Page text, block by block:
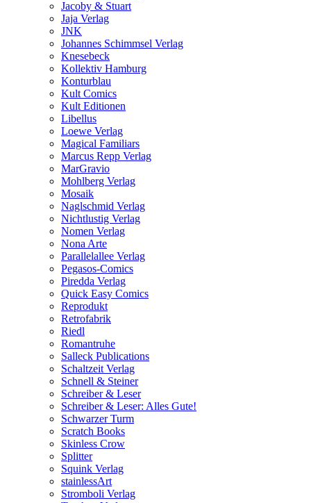
Jacoby & Stuart
Jaja Verlag
JNK
Johannes Schimmsel Verlag
Knesebeck
Kollektiv Hamburg
Konturblau
Kult Comics
Kult Editionen
Libellus
Loewe Verlag
Magical Familiars
Marcus Repp Verlag
MarGravio
Mohlberg Verlag
Mosaik
Naglschmid Verlag
Nichtlustig Verlag
Nomen Verlag
Nona Arte
Parallelallee Verlag
Pegasos-Comics
Piredda Verlag
Quick Easy Comics
Reprodukt
Retrofabrik
Riedl
Romantruhe
Salleck Publications
Schaltzeit Verlag
Schnell & Steiner
Schreiber & Leser
Schreiber & Leser: Alles Gute!
Schwarzer Turm
Scratch Books
Skinless Crow
Splitter
Squink Verlag
stainlessArt
Stromboli Verlag